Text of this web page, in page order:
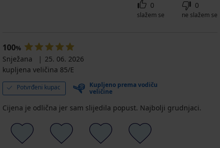
0
slažem se
0
ne slažem se
100%
Snježana
25. 06. 2026
kupljena veličina 85/E
Potvrđeni kupac
Kupljeno prema vodiču
veličine
Cijena je odlična jer sam slijedila popust. Najbolji grudnjaci.